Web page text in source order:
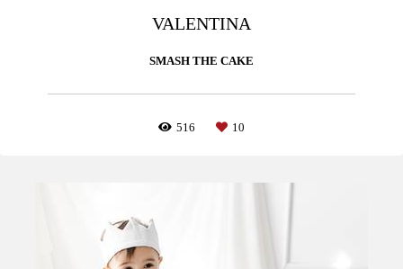
VALENTINA
SMASH THE CAKE
516 10